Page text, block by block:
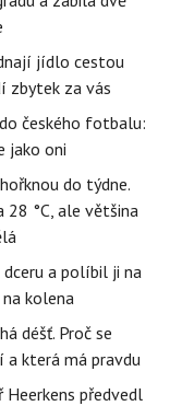
jídlo cestou
zbytek za vás
českého fotbalu:
jako oni
do týdne.
°C, ale většina
a políbil ji na
kolena
déšť. Proč se
která má pravdu
Heerkens předvedl